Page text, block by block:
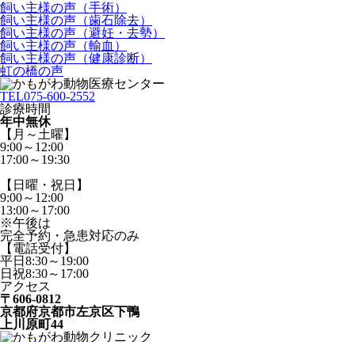
飼い主様の声（手術）
飼い主様の声（歯石除去）
飼い主様の声（避妊・去勢）
飼い主様の声（輸血）
飼い主様の声（健康診断）
虹の橋の声
TEL075-600-2552
診療時間
年中無休
【月～土曜】
9:00～12:00
17:00～19:30
【日曜・祝日】
9:00～12:00
13:00～17:00
※午後は
完全予約・急患対応のみ
【電話受付】
平日8:30～19:00
日祝8:30～17:00
アクセス
〒606-0812
京都府京都市左京区下鴨
上川原町44